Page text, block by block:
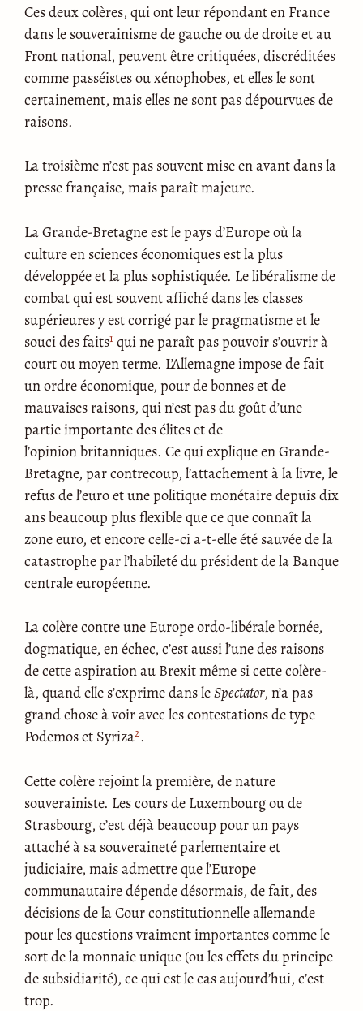
Ces deux colères, qui ont leur répondant en France
dans le souverainisme de gauche ou de droite et au
Front national, peuvent être critiquées, discréditées
comme passéistes ou xénophobes, et elles le sont
certainement, mais elles ne sont pas dépourvues de
raisons.
La troisième n’est pas souvent mise en avant dans la
presse française, mais paraît majeure.
La Grande-Bretagne est le pays d’Europe où la
culture en sciences économiques est la plus
développée et la plus sophistiquée. Le libéralisme de
combat qui est souvent affiché dans les classes
supérieures y est corrigé par le pragmatisme et le
souci des faits1 qui ne paraît pas pouvoir s’ouvrir à
court ou moyen terme. L’Allemagne impose de fait
un ordre économique, pour de bonnes et de
mauvaises raisons, qui n’est pas du goût d’une
partie importante des élites et de
l’opinion britanniques. Ce qui explique en Grande-
Bretagne, par contrecoup, l’attachement à la livre, le
refus de l’euro et une politique monétaire depuis dix
ans beaucoup plus flexible que ce que connaît la
zone euro, et encore celle-ci a-t-elle été sauvée de la
catastrophe par l’habileté du président de la Banque
centrale européenne.
La colère contre une Europe ordo-libérale bornée,
dogmatique, en échec, c’est aussi l’une des raisons
de cette aspiration au Brexit même si cette colère-
là, quand elle s’exprime dans leSpectator, n’a pas
grand chose à voir avec les contestations de type
Podemos et Syriza2.
Cette colère rejoint la première, de nature
souverainiste. Les cours de Luxembourg ou de
Strasbourg, c’est déjà beaucoup pour un pays
attaché à sa souveraineté parlementaire et
judiciaire, mais admettre que l’Europe
communautaire dépende désormais, de fait, des
décisions de la Cour constitutionnelle allemande
pour les questions vraiment importantes comme le
sort de la monnaie unique (ou les effets du principe
de subsidiarité), ce qui est le cas aujourd’hui, c’est
trop.